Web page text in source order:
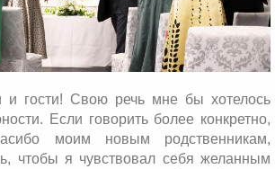
и гости! Свою речь мне бы хотелось
Если говорить более конкретно,
моим новым родственникам,
чтобы я чувствовал себя желанным